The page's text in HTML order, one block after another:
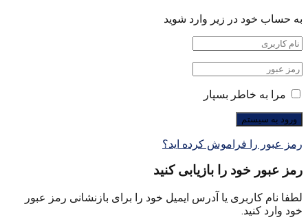
به حساب خود در زیر وارد شوید
مرا به خاطر بسپار
رمز عبور را فراموش کرده اید؟
رمز عبور خود را بازیابی کنید
لطفا نام کاربری یا آدرس ایمیل خود را برای بازنشانی رمز عبور
خود وارد کنید.